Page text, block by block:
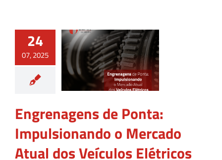
24
07, 2025
Engrenagens de Ponta:
Impulsionando o Mercado
Atual dos Veículos Elétricos